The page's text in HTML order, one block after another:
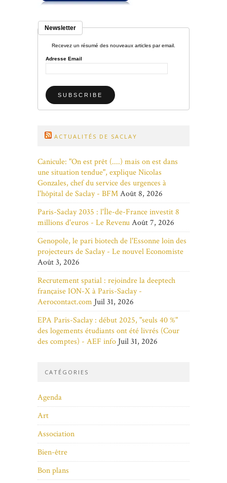
Newsletter
Recevez un résumé des nouveaux articles par email.
Adresse Email
ACTUALITÉS DE SACLAY
Canicule: "On est prêt (....) mais on est dans
une situation tendue", explique Nicolas
Gonzales, chef du service des urgences à
l'hôpital de Saclay - BFMAoût 8, 2026
Paris-Saclay 2035 : l'Île-de-France investit 8
millions d'euros - Le RevenuAoût 7, 2026
Genopole, le pari biotech de l'Essonne loin des
projecteurs de Saclay - Le nouvel Economiste
Août 3, 2026
Recrutement spatial : rejoindre la deeptech
française ION-X à Paris-Saclay -
Aerocontact.com Juil 31, 2026
EPA Paris-Saclay : début 2025, "seuls 40 %"
des logements étudiants ont été livrés (Cour
des comptes) - AEF info Juil 31, 2026
CATÉGORIES
Agenda
Art
Association
Bien-être
Bon plans